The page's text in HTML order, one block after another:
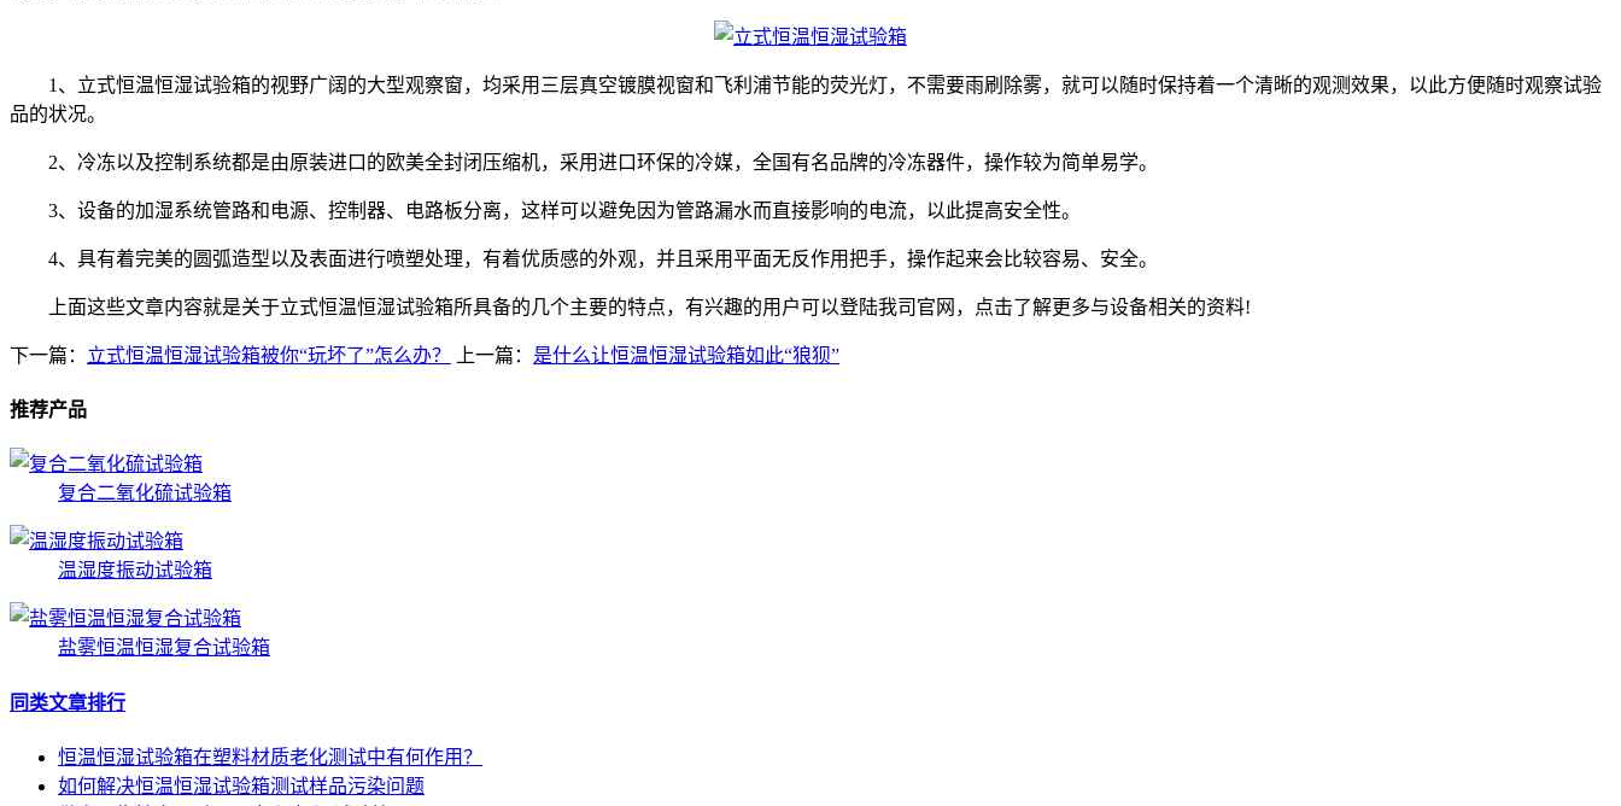
1、立式恒温恒湿试验箱的视野广阔的大型观察窗，均采用三层真空镀膜视窗和飞利浦节能的荧光灯，不需要雨刷除雾，就可以随时保持着一个清晰的观测效果，以此方便随时观察试验
品的状况。
2、冷冻以及控制系统都是由原装进口的欧美全封闭压缩机，采用进口环保的冷媒，全国有名品牌的冷冻器件，操作较为简单易学。
3、设备的加湿系统管路和电源、控制器、电路板分离，这样可以避免因为管路漏水而直接影响的电流，以此提高安全性。
4、具有着完美的圆弧造型以及表面进行喷塑处理，有着优质感的外观，并且采用平面无反作用把手，操作起来会比较容易、安全。
上面这些文章内容就是关于立式恒温恒湿试验箱所具备的几个主要的特点，有兴趣的用户可以登陆我司官网，点击了解更多与设备相关的资料!
下一篇： 立式恒温恒湿试验箱被你“玩坏了”怎么办？ 上一篇： 是什么让恒温恒湿试验箱如此“狼狈”
推荐产品
复合二氧化硫试验箱
温湿度振动试验箱
盐雾恒温恒湿复合试验箱
同类文章排行
恒温恒湿试验箱在塑料材质老化测试中有何作用？
如何解决恒温恒湿试验箱测试样品污染问题